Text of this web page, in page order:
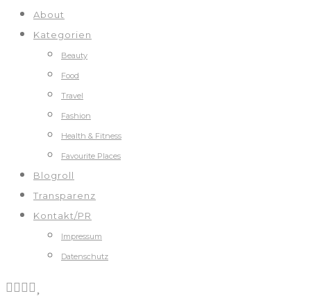
About
Kategorien
Beauty
Food
Travel
Fashion
Health & Fitness
Favourite Places
Blogroll
Transparenz
Kontakt/PR
Impressum
Datenschutz